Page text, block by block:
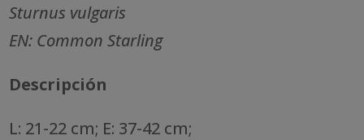
Sturnus vulgaris
EN: Common Starling
Descripción
L: 21-22 cm; E: 37-42 cm;